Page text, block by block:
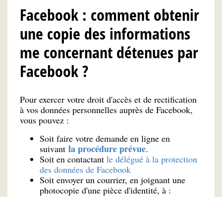
Facebook : comment obtenir
une copie des informations
me concernant détenues par
Facebook ?
Pour exercer votre droit d'accès et de rectification
à vos données personnelles auprès de Facebook,
vous pouvez :
Soit faire votre demande en ligne en
suivant la procédure prévue.
Soit en contactant le délégué à la protection
des données de Facebook
Soit envoyer un courrier, en joignant une
photocopie d'une pièce d'identité, à :